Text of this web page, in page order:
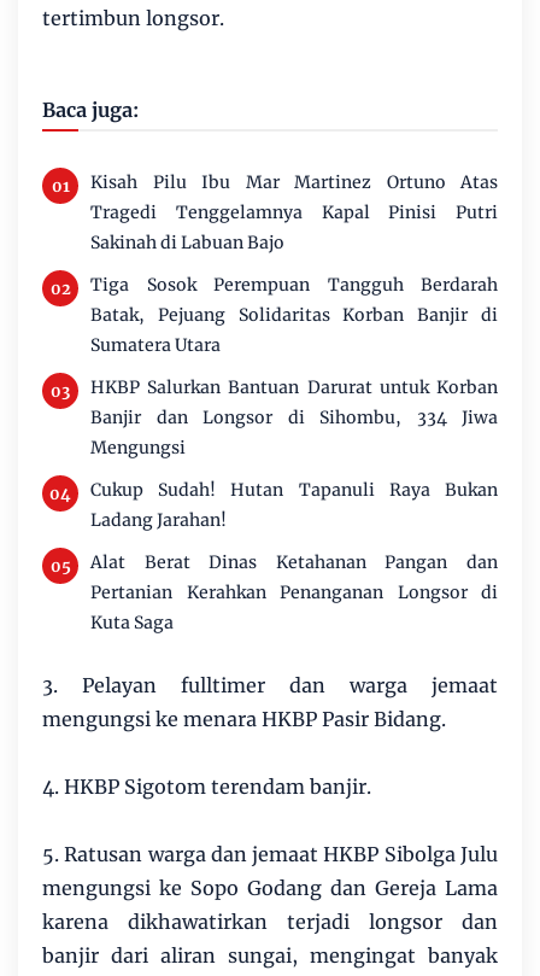
tertimbun longsor.
Baca juga:
Kisah Pilu Ibu Mar Martinez Ortuno Atas
Tragedi Tenggelamnya Kapal Pinisi Putri
Sakinah di Labuan Bajo
Tiga Sosok Perempuan Tangguh Berdarah
Batak, Pejuang Solidaritas Korban Banjir di
Sumatera Utara
HKBP Salurkan Bantuan Darurat untuk Korban
Banjir dan Longsor di Sihombu, 334 Jiwa
Mengungsi
Cukup Sudah! Hutan Tapanuli Raya Bukan
Ladang Jarahan!
Alat Berat Dinas Ketahanan Pangan dan
Pertanian Kerahkan Penanganan Longsor di
Kuta Saga
3. Pelayan fulltimer dan warga jemaat
mengungsi ke menara HKBP Pasir Bidang.
4. HKBP Sigotom terendam banjir.
5. Ratusan warga dan jemaat HKBP Sibolga Julu
mengungsi ke Sopo Godang dan Gereja Lama
karena dikhawatirkan terjadi longsor dan
banjir dari aliran sungai, mengingat banyak